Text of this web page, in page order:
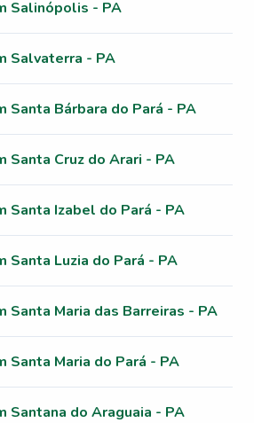
Salinópolis - PA
Salvaterra - PA
Santa Bárbara do Pará - PA
Santa Cruz do Arari - PA
Santa Izabel do Pará - PA
Santa Luzia do Pará - PA
Santa Maria das Barreiras - PA
Santa Maria do Pará - PA
Santana do Araguaia - PA